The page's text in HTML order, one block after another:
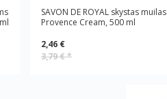
SAVON DE ROYAL skystas muilas
Provence Cream, 500 ml
2,46 €
3,79 €*